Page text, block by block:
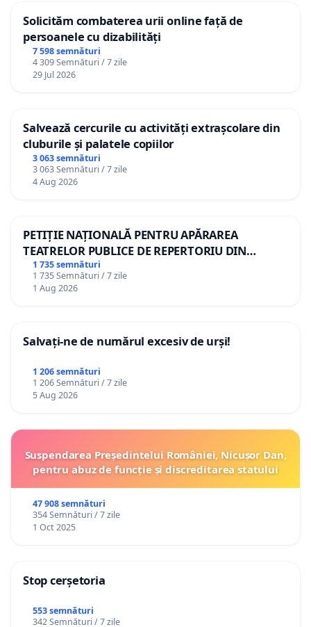
Solicităm combaterea urii online față de
persoanele cu dizabilități
7 598 semnături
4 309 Semnături / 7 zile
29 Jul 2026
Salvează cercurile cu activități extrașcolare din
cluburile și palatele copiilor
3 063 semnături
3 063 Semnături / 7 zile
4 Aug 2026
PETIȚIE NAȚIONALĂ PENTRU APĂRAREA
TEATRELOR PUBLICE DE REPERTORIU DIN
ROMÂNIA
1 735 semnături
1 735 Semnături / 7 zile
1 Aug 2026
Salvați-ne de numărul excesiv de urși!
1 206 semnături
1 206 Semnături / 7 zile
5 Aug 2026
Suspendarea Președintelui României, Nicușor Dan,
pentru abuz de funcție și discreditarea statului
47 908 semnături
354 Semnături / 7 zile
1 Oct 2025
Stop cerșetoria
553 semnături
342 Semnături / 7 zile